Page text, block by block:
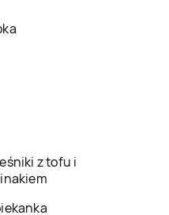
z tofu i